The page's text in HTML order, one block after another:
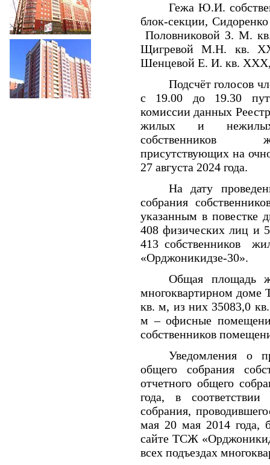
Гежа Ю.И.
блок-секции,
Половниковой З. М.
Щигревой М.Н. кв.
Шенцевой Е. И. кв.
Подсчёт голосов
с 19.00 до 19.30
комиссии данных
жилых и нежилых
собственников
присутствующих на
27 августа 2024 года.
На дату
собрания
указанным в повестке
408 физических лиц и
413 собственников
«Орджоникидзе-30».
Общая площадь
многоквартирном
кв. м, из них 35083,0
м – офисные
собственников
Уведомления о
общего собрания
отчетного общего
года, в
собрания,
мая 20 мая 2014 года,
сайте ТСЖ
всех подъездах